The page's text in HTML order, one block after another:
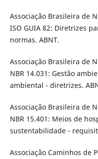
Associação Brasileira de
ISO GUIA 82: Diretrizes
normas. ABNT.
Associação Brasileira de
NBR 14.031: Gestão
ambiental - diretrizes.
Associação Brasileira de
NBR 15.401: Meios de
sustentabilidade -
Associação Caminhos de